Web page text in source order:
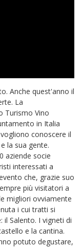
Anche quest'anno il
La
Turismo Vino
in Italia
conoscere il
la sua gente.
aziende socie
interessati a
che, grazie suo
più visitatori a
migliori ovviamente
i cui tratti si
Salento. I vigneti di
e la cantina.
potuto degustare,